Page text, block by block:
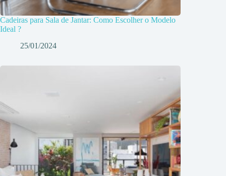
Cadeiras para Sala de Jantar: Como Escolher o Modelo
Ideal ?
25/01/2024